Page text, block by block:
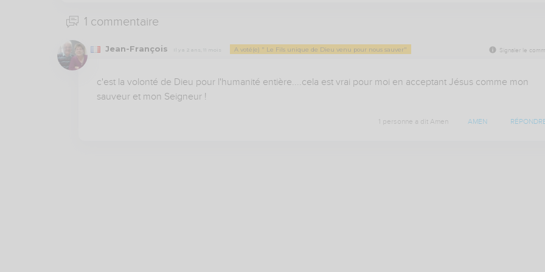
1 commentaire
Jean-François Il y a 2 ans, 11 mois A voté(e) " Le Fils unique de Dieu venu pour nous sauver" Signaler le
c'est la volonté de Dieu pour l'humanité entière....cela est vrai pour moi en acceptant Jésus comme mon
sauveur et mon Seigneur !
1 personne a dit Amen AMEN